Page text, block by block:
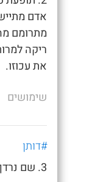
אדם
מתרומם
ריקה
את עכוזו.
שימושים
#דותן
3. שם נרדף לקקי קסם